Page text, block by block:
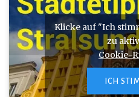
Klicke auf "Ich
zu
Cookie-
ICH